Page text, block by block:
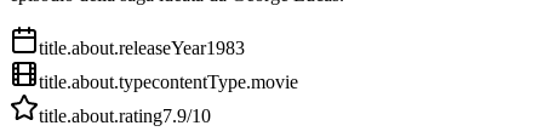
title.about.releaseYear1983
title.about.typecontentType.movie
title.about.rating7.9/10